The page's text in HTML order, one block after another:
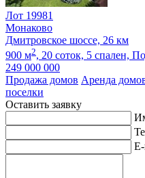
Лот 19981
Монаково
Дмитровское шоссе, 26 км
900 м2, 20 соток, 5 спален,
249 000 000
Продажа домов Аренда
поселки
Оставить заявку